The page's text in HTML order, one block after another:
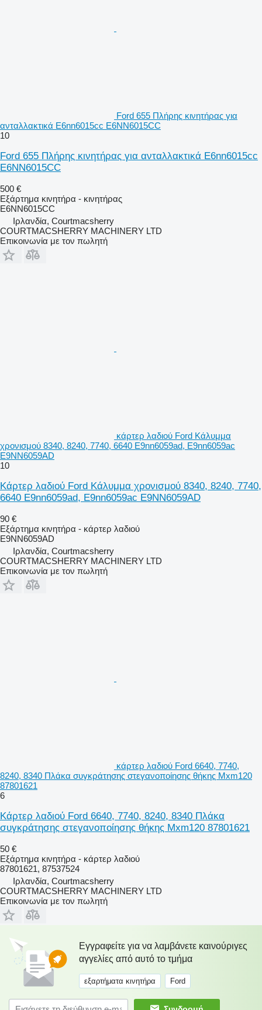
Ford 655 Πλήρης κινητήρας για
ανταλλακτικά E6nn6015cc E6NN6015CC
10
Ford 655 Πλήρης κινητήρας για ανταλλακτικά E6nn6015cc
E6NN6015CC
500 €
Εξάρτημα κινητήρα - κινητήρας
E6NN6015CC
Ιρλανδία, Courtmacsherry
COURTMACSHERRY MACHINERY LTD
Επικοινωνία με τον πωλητή
κάρτερ λαδιού Ford Κάλυμμα
χρονισμού 8340, 8240, 7740, 6640 E9nn6059ad, E9nn6059ac
E9NN6059AD
10
Κάρτερ λαδιού Ford Κάλυμμα χρονισμού 8340, 8240, 7740,
6640 E9nn6059ad, E9nn6059ac E9NN6059AD
90 €
Εξάρτημα κινητήρα - κάρτερ λαδιού
E9NN6059AD
Ιρλανδία, Courtmacsherry
COURTMACSHERRY MACHINERY LTD
Επικοινωνία με τον πωλητή
κάρτερ λαδιού Ford 6640, 7740,
8240, 8340 Πλάκα συγκράτησης στεγανοποίησης θήκης Mxm120
87801621
6
Κάρτερ λαδιού Ford 6640, 7740, 8240, 8340 Πλάκα
συγκράτησης στεγανοποίησης θήκης Mxm120 87801621
50 €
Εξάρτημα κινητήρα - κάρτερ λαδιού
87801621, 87537524
Ιρλανδία, Courtmacsherry
COURTMACSHERRY MACHINERY LTD
Επικοινωνία με τον πωλητή
Εγγραφείτε για να λαμβάνετε καινούριγες
αγγελίες από αυτό το τμήμα
εξαρτήματα κινητήρα Ford